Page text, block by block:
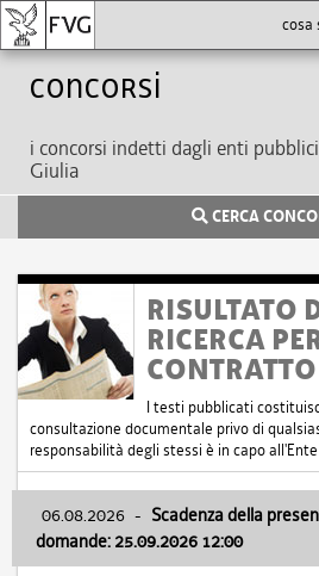
Concorsi
i concorsi indetti dagli enti
Giulia
CERCA
RISULTATO
RICERCA
CONTRATTO
I testi pubblicati
consultazione documentale privo di
responsabilità degli stessi è in capo
06.08.2026 - Scadenza della
domande: 25.09.2026 12:00